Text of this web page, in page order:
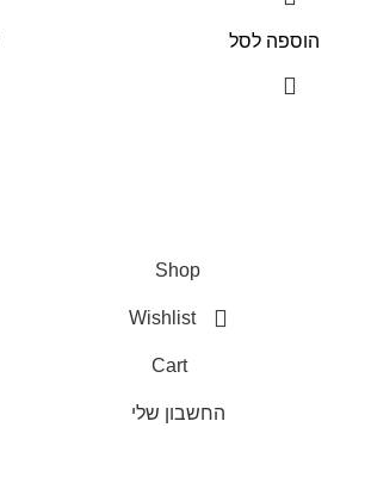
הוספה לסל
Shop
Wishlist
Cart
החשבון שלי